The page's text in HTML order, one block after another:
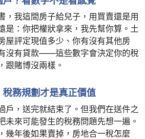
，我這間房子給兒子，用買賣還是用
是：你把權狀拿來，我先幫你算。土
屋評定現值多少、你有沒有其他房
沒有貸款——這些數字會決定你的稅
跟賭博沒兩樣。
務規劃才是真正價值
戶，送完就結束了。但我們在送件之
未來可能發生的稅務問題先想一遍。
幾年後如果賣掉，房地合一稅怎麼